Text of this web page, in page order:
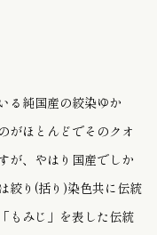
る純国産の絞染ゆか
がほとんどでそのクオ
が、やはり国産でしか
絞り(括り )染色共に伝統
もみじ」を表した伝統